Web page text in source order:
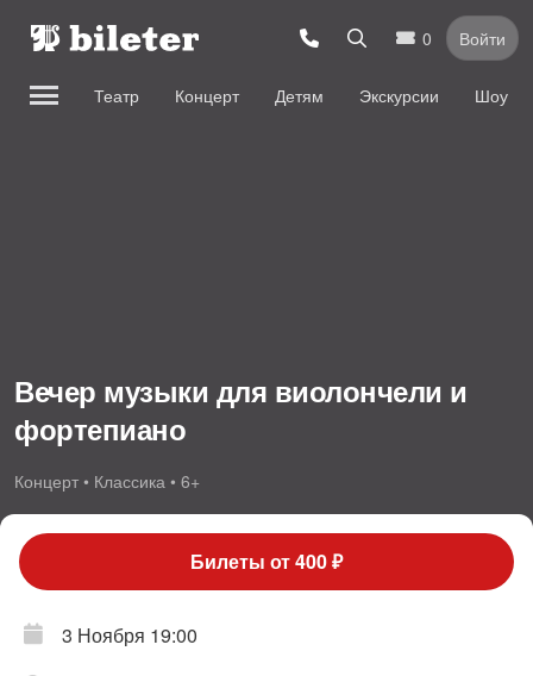
0 Войти
Театр Концерт Детям Экскурсии Шоу
Вечер музыки для виолончели и
фортепиано
Концерт • Классика • 6+
Билеты от 400 ₽
3 Ноября 19:00